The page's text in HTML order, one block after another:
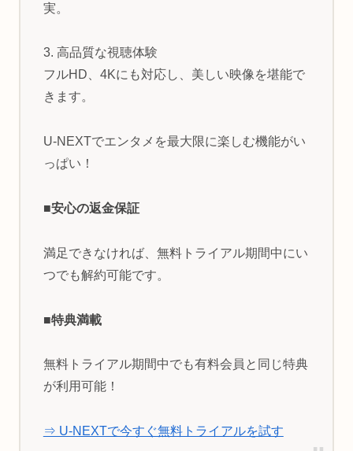
実。
3. 高品質な視聴体験
フルHD、4Kにも対応し、美しい映像を堪能で
きます。
U-NEXTでエンタメを最大限に楽しむ機能がい
っぱい！
■安心の返金保証
満足できなければ、無料トライアル期間中にい
つでも解約可能です。
■特典満載
無料トライアル期間中でも有料会員と同じ特典
が利用可能！
⇒ U-NEXTで今すぐ無料トライアルを試す